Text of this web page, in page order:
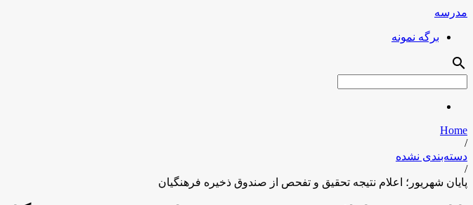
مدرسه
برگه نمونه
search
Home
/
دسته‌بندی نشده
/
پایان شهریور؛ اعلام نتیجه تحقیق و تفحص از صندوق ذخیره فرهنگیان